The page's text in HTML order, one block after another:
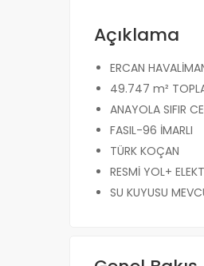
Açıklama
ERCAN
49.747 m²
ANAYOLA SIFIR
FASIL-96 İMARLI
TÜRK KOÇAN
RESMİ YOL+
SU KUYUSU